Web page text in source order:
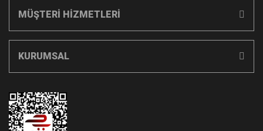
MÜŞTERİ HİZMETLERİ
KURUMSAL